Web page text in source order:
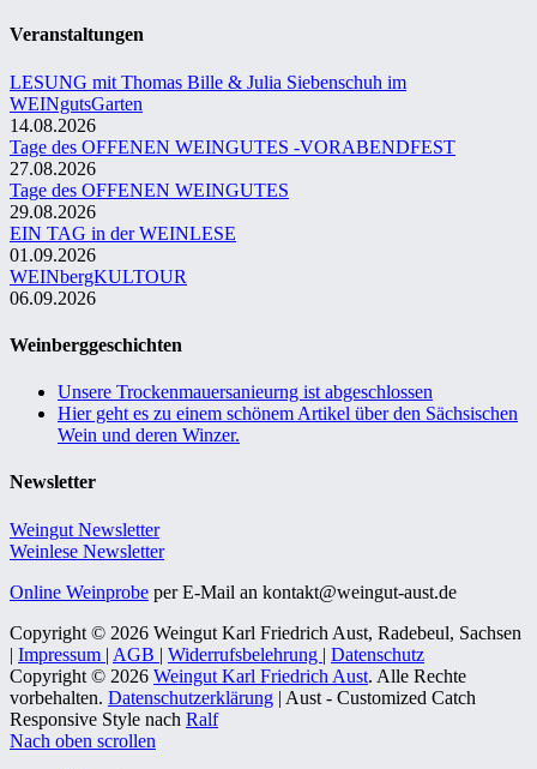
Veranstaltungen
LESUNG mit Thomas Bille & Julia Siebenschuh im
WEINgutsGarten
14.08.2026
Tage des OFFENEN WEINGUTES -VORABENDFEST
27.08.2026
Tage des OFFENEN WEINGUTES
29.08.2026
EIN TAG in der WEINLESE
01.09.2026
WEINbergKULTOUR
06.09.2026
Weinberggeschichten
Unsere Trockenmauersanieurng ist abgeschlossen
Hier geht es zu einem schönem Artikel über den Sächsischen
Wein und deren Winzer.
Newsletter
Weingut Newsletter
Weinlese Newsletter
Online Weinprobe per E-Mail an kontakt@weingut-aust.de
Copyright © 2026 Weingut Karl Friedrich Aust, Radebeul, Sachsen
| Impressum | AGB | Widerrufsbelehrung | Datenschutz
Copyright © 2026 Weingut Karl Friedrich Aust. Alle Rechte
vorbehalten. Datenschutzerklärung | Aust - Customized Catch
Responsive Style nach Ralf
Nach oben scrollen